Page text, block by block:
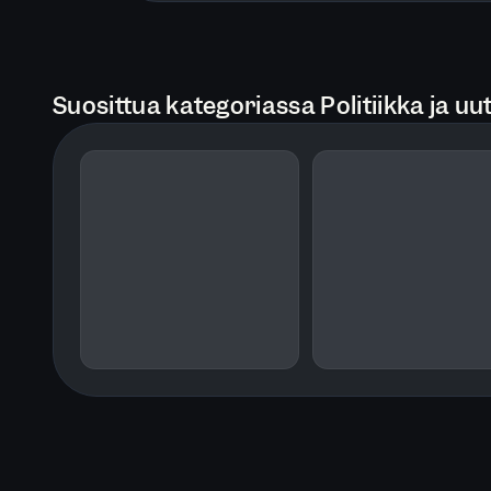
Suosittua kategoriassa Politiikka ja